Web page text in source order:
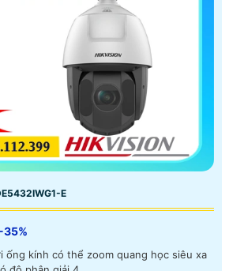
E
35%
ống kính có thể zoom quang học siêu xa